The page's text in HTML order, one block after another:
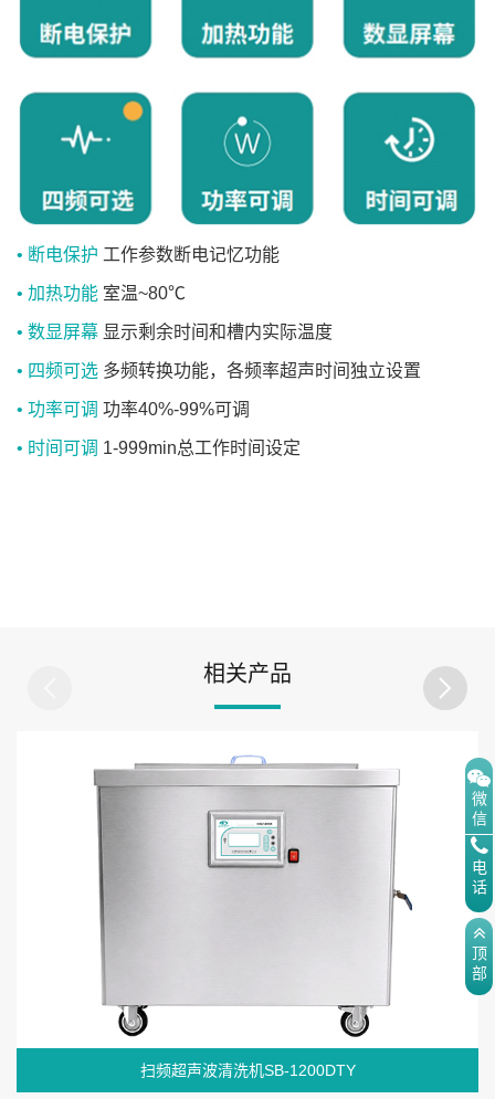
• 断电保护 工作参数断电记忆功能
• 加热功能 室温~80℃
• 数显屏幕 显示剩余时间和槽内实际温度
• 四频可选 多频转换功能，各频率超声时间独立设置
• 功率可调 功率40%-99%可调
• 时间可调 1-999min总工作时间设定
相关产品
扫频超声波清洗机SB-1200DTY
微
信
电
话
顶
部